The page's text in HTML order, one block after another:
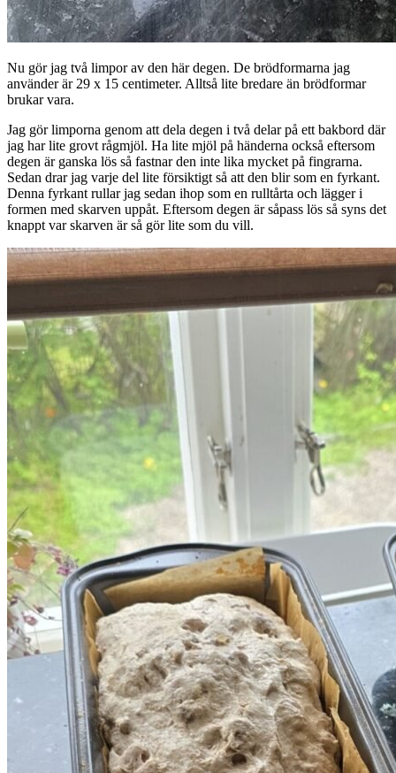
Nu gör jag två limpor av den här degen. De brödformarna jag
använder är 29 x 15 centimeter. Alltså lite bredare än brödformar
brukar vara.
Jag gör limporna genom att dela degen i två delar på ett bakbord där
jag har lite grovt rågmjöl. Ha lite mjöl på händerna också eftersom
degen är ganska lös så fastnar den inte lika mycket på fingrarna.
Sedan drar jag varje del lite försiktigt så att den blir som en fyrkant.
Denna fyrkant rullar jag sedan ihop som en rulltårta och lägger i
formen med skarven uppåt. Eftersom degen är såpass lös så syns det
knappt var skarven är så gör lite som du vill.